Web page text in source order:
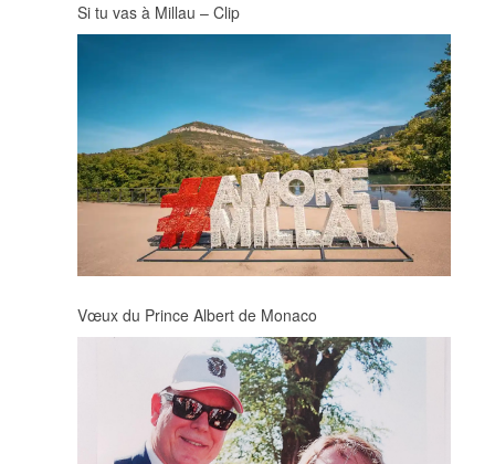
Si tu vas à Millau – Clip
Vœux du Prince Albert de Monaco